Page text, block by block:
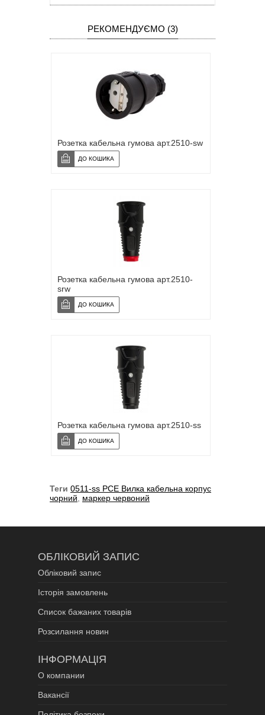
РЕКОМЕНДУЄМО (3)
Розетка кабельна гумова арт.2510-sw
Розетка кабельна гумова арт.2510-
srw
Розетка кабельна гумова арт.2510-ss
Теги 0511-ss PCE Вилка кабельна корпус
чорний
маркер червоний
ОБЛІКОВИЙ ЗАПИС
Обліковий запис
Історія замовлень
Список бажаних товарів
Розсилання новин
ІНФОРМАЦІЯ
О компании
Вакансії